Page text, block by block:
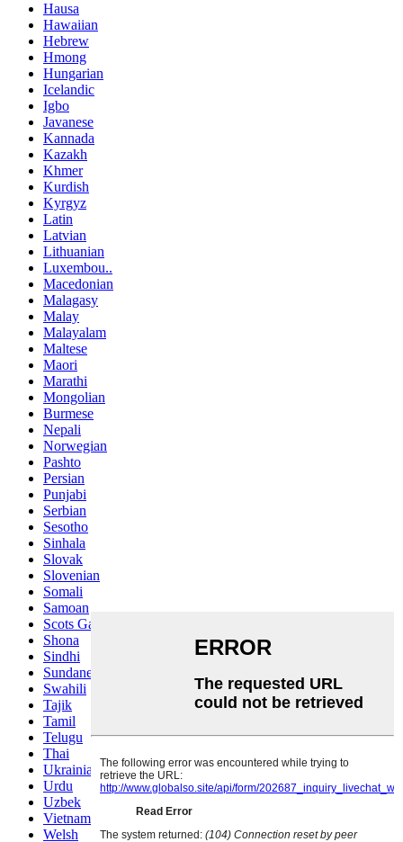
Hausa
Hawaiian
Hebrew
Hmong
Hungarian
Icelandic
Igbo
Javanese
Kannada
Kazakh
Khmer
Kurdish
Kyrgyz
Latin
Latvian
Lithuanian
Luxembou..
Macedonian
Malagasy
Malay
Malayalam
Maltese
Maori
Marathi
Mongolian
Burmese
Nepali
Norwegian
Pashto
Persian
Punjabi
Serbian
Sesotho
Sinhala
Slovak
Slovenian
Somali
Samoan
Scots Gaelic
Shona
Sindhi
Sundanese
Swahili
Tajik
Tamil
Telugu
Thai
Ukrainian
Urdu
Uzbek
Vietnamese
Welsh